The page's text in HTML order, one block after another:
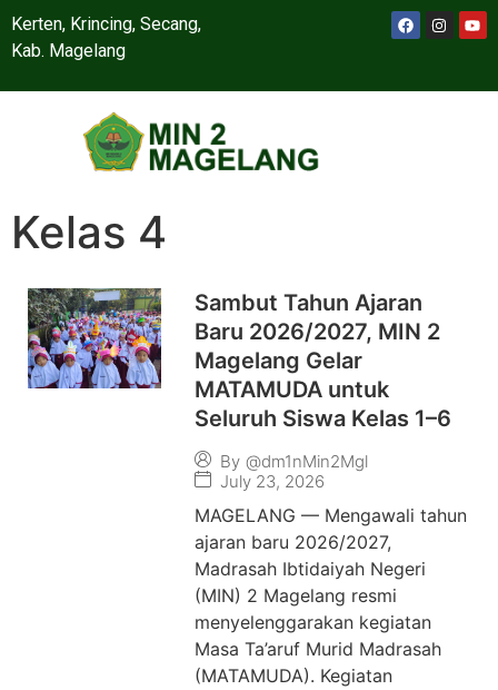
Kerten, Krincing, Secang,
Kab. Magelang
Kelas 4
Sambut Tahun Ajaran
Baru 2026/2027, MIN 2
Magelang Gelar
MATAMUDA untuk
Seluruh Siswa Kelas 1–6
By @dm1nMin2Mgl
July 23, 2026
MAGELANG — Mengawali tahun
ajaran baru 2026/2027,
Madrasah Ibtidaiyah Negeri
(MIN) 2 Magelang resmi
menyelenggarakan kegiatan
Masa Ta’aruf Murid Madrasah
(MATAMUDA). Kegiatan